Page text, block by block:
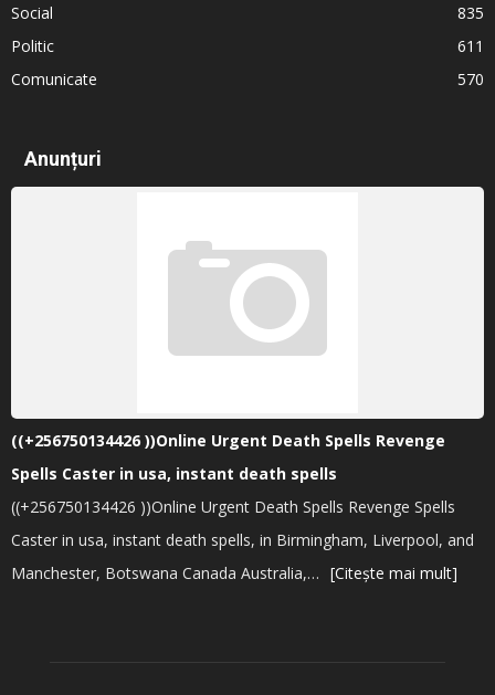
Social
835
Politic
611
Comunicate
570
Anunțuri
((+256750134426 ))Online Urgent Death Spells Revenge
Spells Caster in usa, instant death spells
((+256750134426 ))Online Urgent Death Spells Revenge Spells
Caster in usa, instant death spells, in Birmingham, Liverpool, and
Manchester, Botswana Canada Australia,… [Citește mai mult]